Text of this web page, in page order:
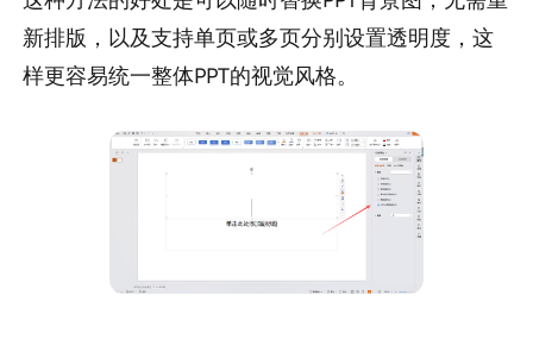
新排版，以及支持单页或多页分别设置透明度，这
样更容易统一整体PPT的视觉风格。